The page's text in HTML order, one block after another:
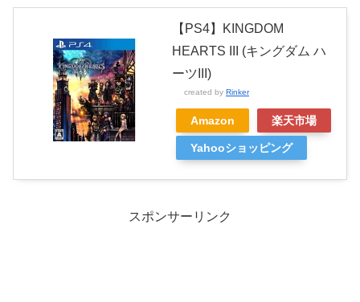
【PS4】KINGDOM
HEARTS III (キングダム ハ
ーツIII)
created by Rinker
Amazon 楽天市場
Yahooショッピング
スポンサーリンク